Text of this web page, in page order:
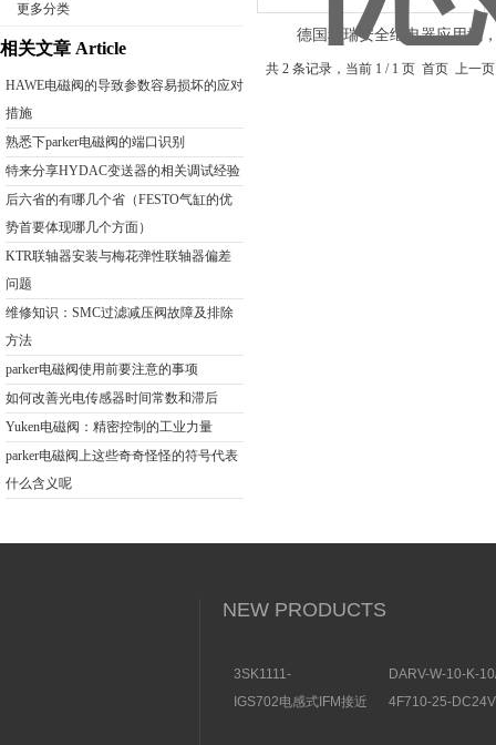
更多分类
相关文章 Article
HAWE电磁阀的导致参数容易损坏的应对
措施
熟悉下parker电磁阀的端口识别
特来分享HYDAC变送器的相关调试经验
后六省的有哪几个省（FESTO气缸的优
势首要体现哪几个方面）
KTR联轴器安装与梅花弹性联轴器偏差
问题
维修知识：SMC过滤减压阀故障及排除
方法
parker电磁阀使用前要注意的事项
如何改善光电传感器时间常数和滞后
Yuken电磁阀：精密控制的工业力量
parker电磁阀上这些奇奇怪怪的符号代表
什么含义呢
德国科瑞安全继电器应用域
共 2 条记录，当前 1 / 1 页 首页 上
NEW PRODUCTS
3SK1111-
关特点及功能
DARV-W-10-K-
构分析
IGS702电感式IFM接近
4F710-25-